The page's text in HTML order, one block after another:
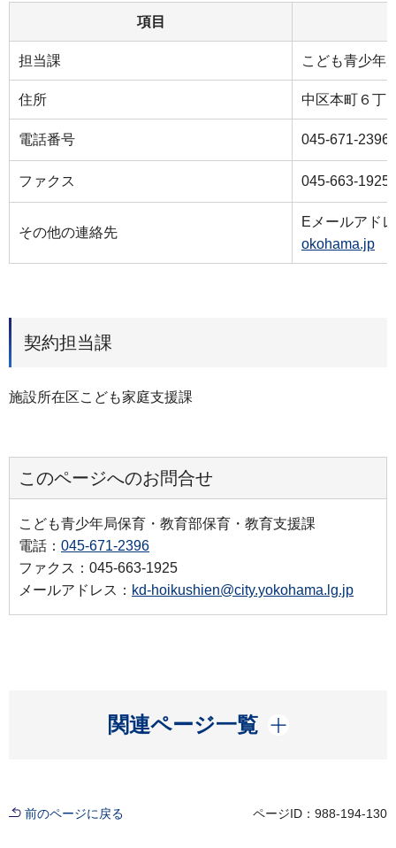
項目
担当課 こども青少年
住所 中区本町６丁
電話番号 045-671-2396
ファクス 045-663-1925
その他の連絡先
Eメールアド
okohama.jp
契約担当課
施設所在区こども家庭支援課
このページへのお問合せ
こども青少年局保育・教育部保育・教育支援課
電話： 045-671-2396
ファクス：045-663-1925
メールアドレス： kd-hoikushien@city.yokohama.lg.jp
関連ページ一覧
開く
前のページに戻る ページID：988-194-130